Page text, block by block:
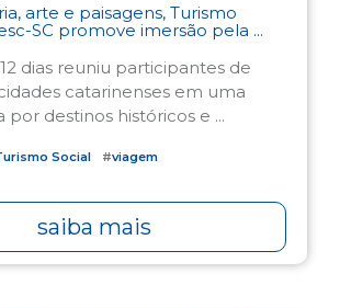
arte e paisagens, Turismo
SC promove imersão pela ...
dias reuniu participantes de
catarinenses em uma
por destinos históricos e ...
Social #viagem
saiba mais